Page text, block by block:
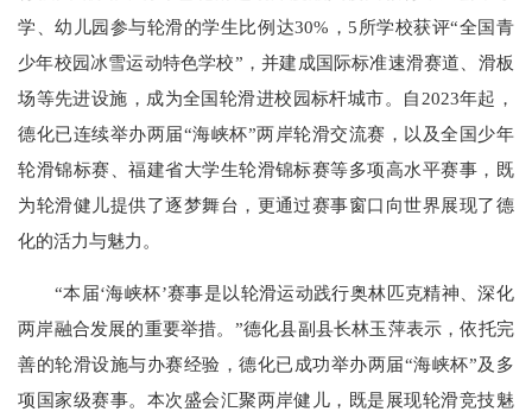
学、幼儿园参与轮滑的学生比例达30%，5所学校获评“全国青
少年校园冰雪运动特色学校”，并建成国际标准速滑赛道、滑板
场等先进设施，成为全国轮滑进校园标杆城市。自2023年起，
德化已连续举办两届“海峡杯”两岸轮滑交流赛，以及全国少年
轮滑锦标赛、福建省大学生轮滑锦标赛等多项高水平赛事，既
为轮滑健儿提供了逐梦舞台，更通过赛事窗口向世界展现了德
化的活力与魅力。
“本届‘海峡杯’赛事是以轮滑运动践行奥林匹克精神、深化
两岸融合发展的重要举措。”德化县副县长林玉萍表示，依托完
善的轮滑设施与办赛经验，德化已成功举办两届“海峡杯”及多
项国家级赛事。本次盛会汇聚两岸健儿，既是展现轮滑竞技魅